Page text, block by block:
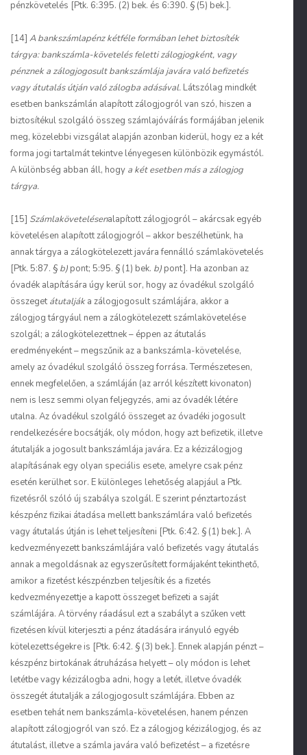
pénzkövetelés [Ptk. 6:395. (2) bek. és 6:390. § (5) bek.].
[14] A bankszámlapénz kétféle formában lehet biztosíték
tárgya: bankszámla-követelés feletti zálogjogként, vagy
pénznek a zálogjogosult bankszámlája javára való befizetés
vagy átutalás útján való zálogba adásával. Látszólag mindkét
esetben bankszámlán alapított zálogjogról van szó, hiszen a
biztosítékul szolgáló összeg számlajóváírás formájában jelenik
meg, közelebbi vizsgálat alapján azonban kiderül, hogy ez a két
forma jogi tartalmát tekintve lényegesen különbözik egymástól.
A különbség abban áll, hogy a két esetben más a zálogjog
tárgya.
[15] Számlakövetelésenalapított zálogjogról – akárcsak egyéb
követelésen alapított zálogjogról – akkor beszélhetünk, ha
annak tárgya a zálogkötelezett javára fennálló számlakövetelés
[Ptk. 5:87. § b) pont; 5:95. § (1) bek. b) pont]. Ha azonban az
óvadék alapítására úgy kerül sor, hogy az óvadékul szolgáló
összeget átutalják a zálogjogosult számlájára, akkor a
zálogjog tárgyául nem a zálogkötelezett számlakövetelése
szolgál; a zálogkötelezettnek – éppen az átutalás
eredményeként – megszűnik az a bankszámla-követelése,
amely az óvadékul szolgáló összeg forrása. Természetesen,
ennek megfelelően, a számláján (az arról készített kivonaton)
nem is lesz semmi olyan feljegyzés, ami az óvadék létére
utalna. Az óvadékul szolgáló összeget az óvadéki jogosult
rendelkezésére bocsátják, oly módon, hogy azt befizetik, illetve
átutalják a jogosult bankszámlája javára. Ez a kézizálogjog
alapításának egy olyan speciális esete, amelyre csak pénz
esetén kerülhet sor. E különleges lehetőség alapjául a Ptk.
fizetésről szóló új szabálya szolgál. E szerint pénztartozást
készpénz fizikai átadása mellett bankszámlára való befizetés
vagy átutalás útján is lehet teljesíteni [Ptk. 6:42. § (1) bek.]. A
kedvezményezett bankszámlájára való befizetés vagy átutalás
annak a megoldásnak az egyszerűsített formájaként tekinthető,
amikor a fizetést készpénzben teljesítik és a fizetés
kedvezményezettje a kapott összeget befizeti a saját
számlájára. A törvény ráadásul ezt a szabályt a szűken vett
fizetésen kívül kiterjeszti a pénz átadására irányuló egyéb
kötelezettségekre is [Ptk. 6:42. § (3) bek.]. Ennek alapján pénzt –
készpénz birtokának átruházása helyett – oly módon is lehet
letétbe vagy kézizálogba adni, hogy a letét, illetve óvadék
összegét átutalják a zálogjogosult számlájára. Ebben az
esetben tehát nem bankszámla-követelésen, hanem pénzen
alapított zálogjogról van szó. Ez a zálogjog kézizálogjog, és az
átutalást, illetve a számla javára való befizetést – a fizetésre